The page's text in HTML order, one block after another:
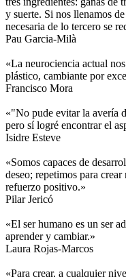
y suerte. Si nos llenamos
necesaria de lo tercero se
Pau Garcia-Milà
«La neurociencia actual
plástico, cambiante por
Francisco Mora
«"No pude evitar la avería
pero sí logré encontrar el
Isidre Esteve
«Somos capaces de
deseo; repetimos para
refuerzo positivo.»
Pilar Jericó
«El ser humano es un ser
aprender y cambiar.»
Laura Rojas-Marcos
«Para crear, a cualquier